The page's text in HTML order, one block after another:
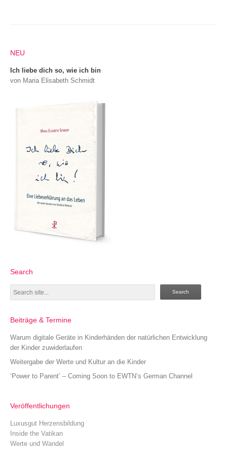
NEU
Ich liebe dich so, wie ich bin
von Maria Elisabeth Schmidt
Search
Search
Beiträge & Termine
Warum digitale Geräte in Kinderhänden der natürlichen Entwicklung
der Kinder zuwiderlaufen
Weitergabe der Werte und Kultur an die Kinder
‘Power to Parent’ – Coming Soon to EWTN’s German Channel
Veröffentlichungen
Luxusgut Herzensbildung
Inside the Vatikan
Werte und Wandel